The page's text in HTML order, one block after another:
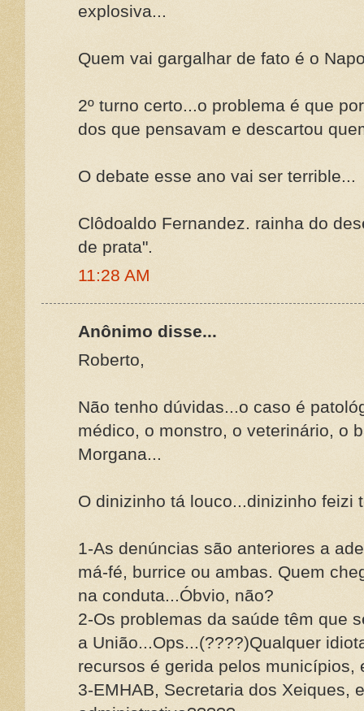
explosiva...
Quem vai gargalhar de fato é o
2º turno certo...o problema é que
dos que pensavam e descartou
O debate esse ano vai ser terrible...
Clôdoaldo Fernandez. rainha do
de prata".
11:28 AM
Anônimo disse...
Roberto,
Não tenho dúvidas...o caso é
médico, o monstro, o veterinário, o
Morgana...
O dinizinho tá louco...dinizinho feizi
1-As denúncias são anteriores a
má-fé, burrice ou ambas. Quem
na conduta...Óbvio, não?
2-Os problemas da saúde têm que
a União...Ops...(????)Qualquer
recursos é gerida pelos municípios,
3-EMHAB, Secretaria dos Xeiques,